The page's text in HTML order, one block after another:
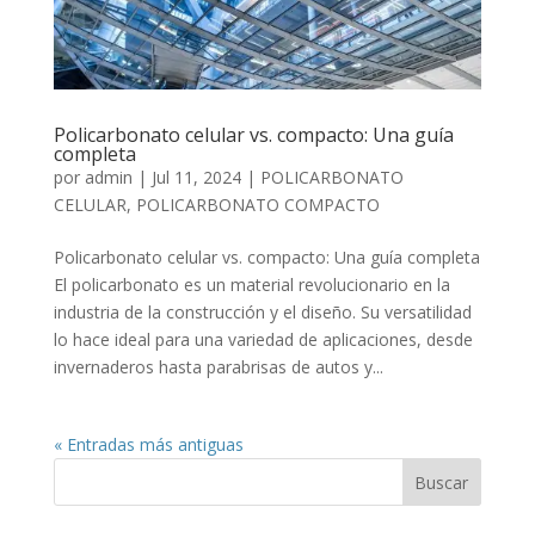
Policarbonato celular vs. compacto: Una guía
completa
por admin | Jul 11, 2024| POLICARBONATO
CELULAR, POLICARBONATO COMPACTO
Policarbonato celular vs. compacto: Una guía completa
El policarbonato es un material revolucionario en la
industria de la construcción y el diseño. Su versatilidad
lo hace ideal para una variedad de aplicaciones, desde
invernaderos hasta parabrisas de autos y...
« Entradas más antiguas